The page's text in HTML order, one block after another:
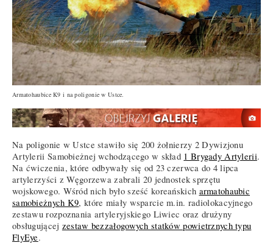
Armatohaubice K9 i na poligonie w Ustce.
Na poligonie w Ustce stawiło się 200 żołnierzy 2 Dywizjonu
Artylerii Samobieżnej wchodzącego w skład 1 Brygady Artylerii.
Na ćwiczenia, które odbywały się od 23 czerwca do 4 lipca
artylerzyści z Węgorzewa zabrali 20 jednostek sprzętu
wojskowego. Wśród nich było sześć koreańskich armatohaubic
samobieżnych K9, które miały wsparcie m.in. radiolokacyjnego
zestawu rozpoznania artyleryjskiego Liwiec oraz drużyny
obsługującej zestaw bezzałogowych statków powietrznych typu
FlyEye.